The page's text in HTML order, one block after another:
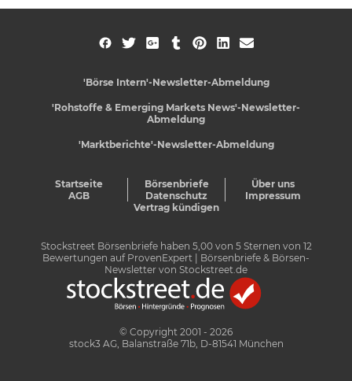
'Börse Intern'-Newsletter-Abmeldung
'Rohstoffe & Emerging Markets News'-Newsletter-
Abmeldung
'Marktberichte'-Newsletter-Abmeldung
Startseite Börsenbriefe
Über uns
AGB
Datenschutz
Impressum
Vertrag kündigen
Stockstreet Börsenbriefe haben 5,00von 5Sternen von 12
Bewertungen auf ProvenExpert
| Börsenbriefe & Börsen-
Newsletter von Stockstreet.de
© Copyright 2001 - 2026
stock3 AG, Balanstraße 71b, D-81541 München